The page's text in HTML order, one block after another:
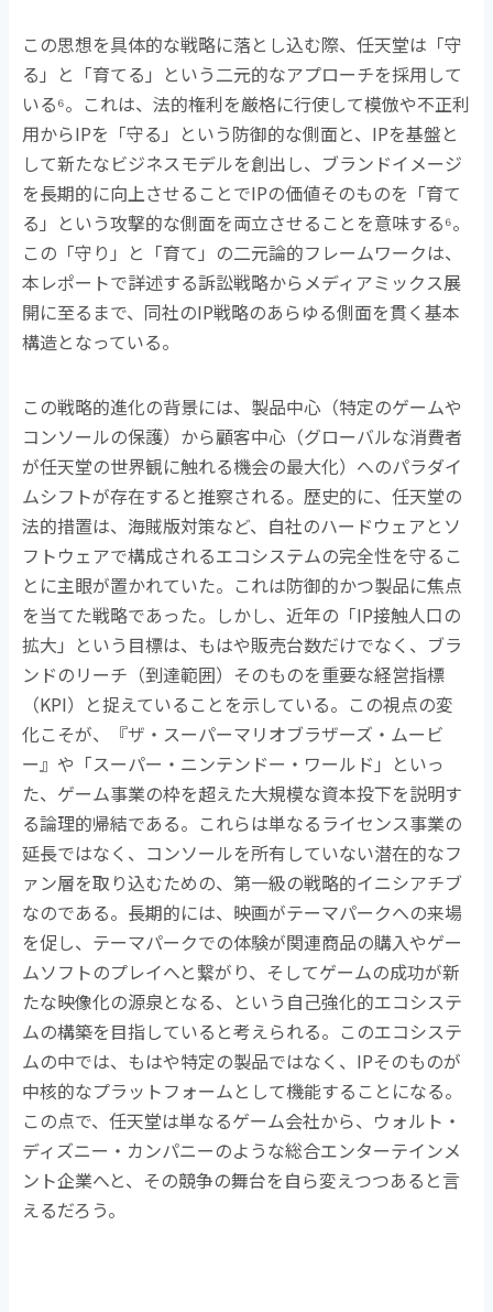
この思想を具体的な戦略に落とし込む際、任天堂は「守
る」と「育てる」という二元的なアプローチを採用して
いる⁶。これは、法的権利を厳格に行使して模倣や不正利
用からIPを「守る」という防御的な側面と、 IPを基盤と
して新たなビジネスモデルを創出し、ブランドイメージ
を長期的に向上させることでIPの価値そのものを「育て
る」という攻撃的な側面を両立させることを意味する⁶。
この「守り」と「育て」の二元論的フレームワークは、
本レポートで詳述する訴訟戦略からメディアミックス展
開に至るまで、同社のIP戦略のあらゆる側面を貫く基本
構造となっている。
この戦略的進化の背景には、製品中心（特定のゲームや
コンソールの保護）から顧客中心（グローバルな消費者
が任天堂の世界観に触れる機会の最大化）へのパラダイ
ムシフトが存在すると推察される。歴史的に、任天堂の
法的措置は、海賊版対策など、自社のハードウェアとソ
フトウェアで構成されるエコシステムの完全性を守るこ
とに主眼が置かれていた。これは防御的かつ製品に焦点
を当てた戦略であった。しかし、近年の「IP接触人口の
拡大」という目標は、もはや販売台数だけでなく、ブラ
ンドのリーチ（到達範囲）そのものを重要な経営指標
（KPI）と捉えていることを示している。この視点の変
化こそが、『ザ・スーパーマリオブラザーズ・ムービ
ー』や「スーパー・ニンテンドー・ワールド」といっ
た、ゲーム事業の枠を超えた大規模な資本投下を説明す
る論理的帰結である。これらは単なるライセンス事業の
延長ではなく、コンソールを所有していない潜在的なフ
ァン層を取り込むための、第一級の戦略的イニシアチブ
なのである。長期的には、映画がテーマパークへの来場
を促し、テーマパークでの体験が関連商品の購入やゲー
ムソフトのプレイへと繋がり、そしてゲームの成功が新
たな映像化の源泉となる、という自己強化的エコシステ
ムの構築を目指していると考えられる。このエコシステ
ムの中では、もはや特定の製品ではなく、 IPそのものが
中核的なプラットフォームとして機能することになる。
この点で、任天堂は単なるゲーム会社から、ウォルト・
ディズニー・カンパニーのような総合エンターテインメ
ント企業へと、その競争の舞台を自ら変えつつあると言
えるだろう。